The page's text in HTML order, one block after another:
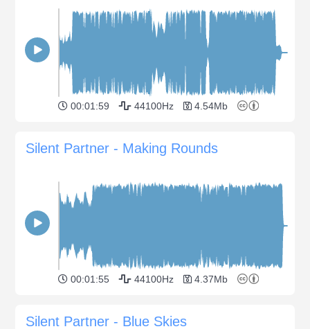
00:01:59 44100Hz 4.54Mb
Silent Partner - Making Rounds
00:01:55 44100Hz 4.37Mb
Silent Partner - Blue Skies